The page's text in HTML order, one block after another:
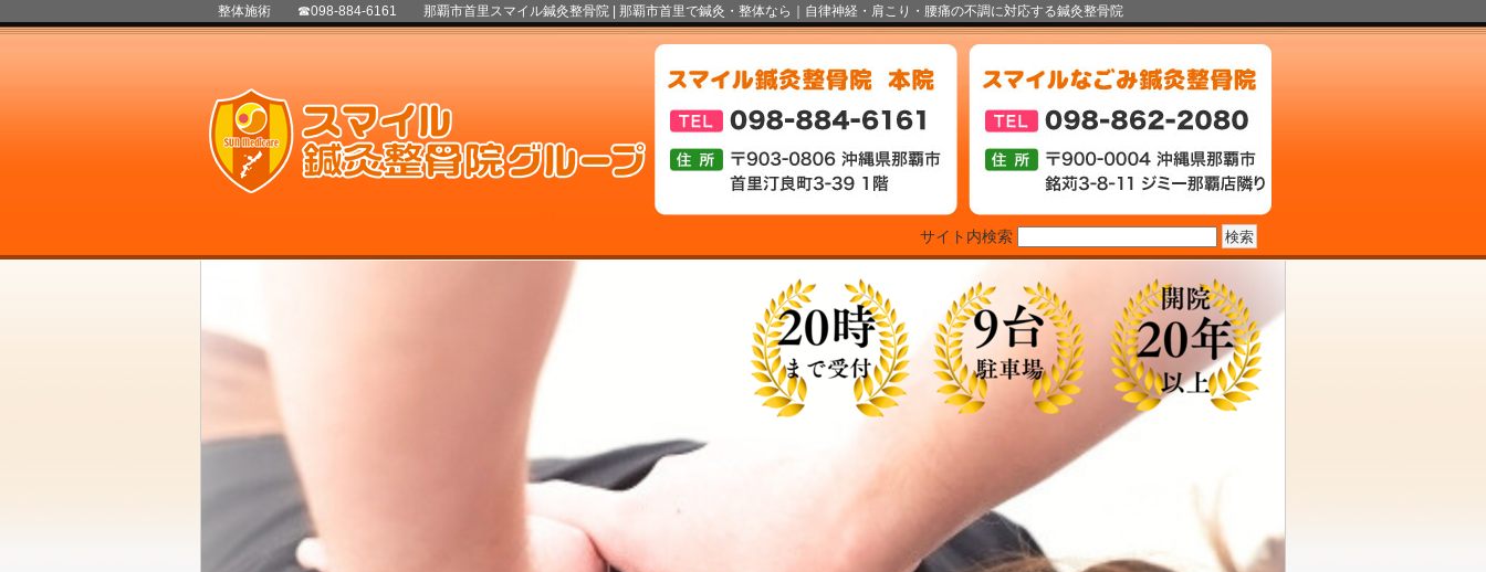
整体施術 ☎098-884-6161 那覇市首里スマイル鍼灸整骨院 | 那覇市首里で鍼灸・整体なら｜自律神経・肩こり・腰痛の不調に対応する鍼灸整骨院
サイト内検索